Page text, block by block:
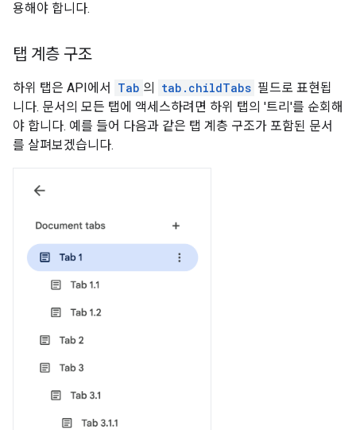
용해야 합니다.
탭 계층 구조
하위 탭은 API에서 Tab 의 tab.childTabs 필드로 표현됩
니다. 문서의 모든 탭에 액세스하려면 하위 탭의 '트리'를 순회해
야 합니다. 예를 들어 다음과 같은 탭 계층 구조가 포함된 문서
를 살펴보겠습니다.